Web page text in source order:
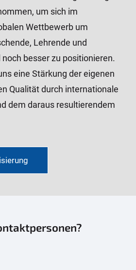
um sich im
Wettbewerb um
Lehrende und
besser zu positionieren.
eine Stärkung der eigenen
Qualität durch internationale
dem daraus resultierendem